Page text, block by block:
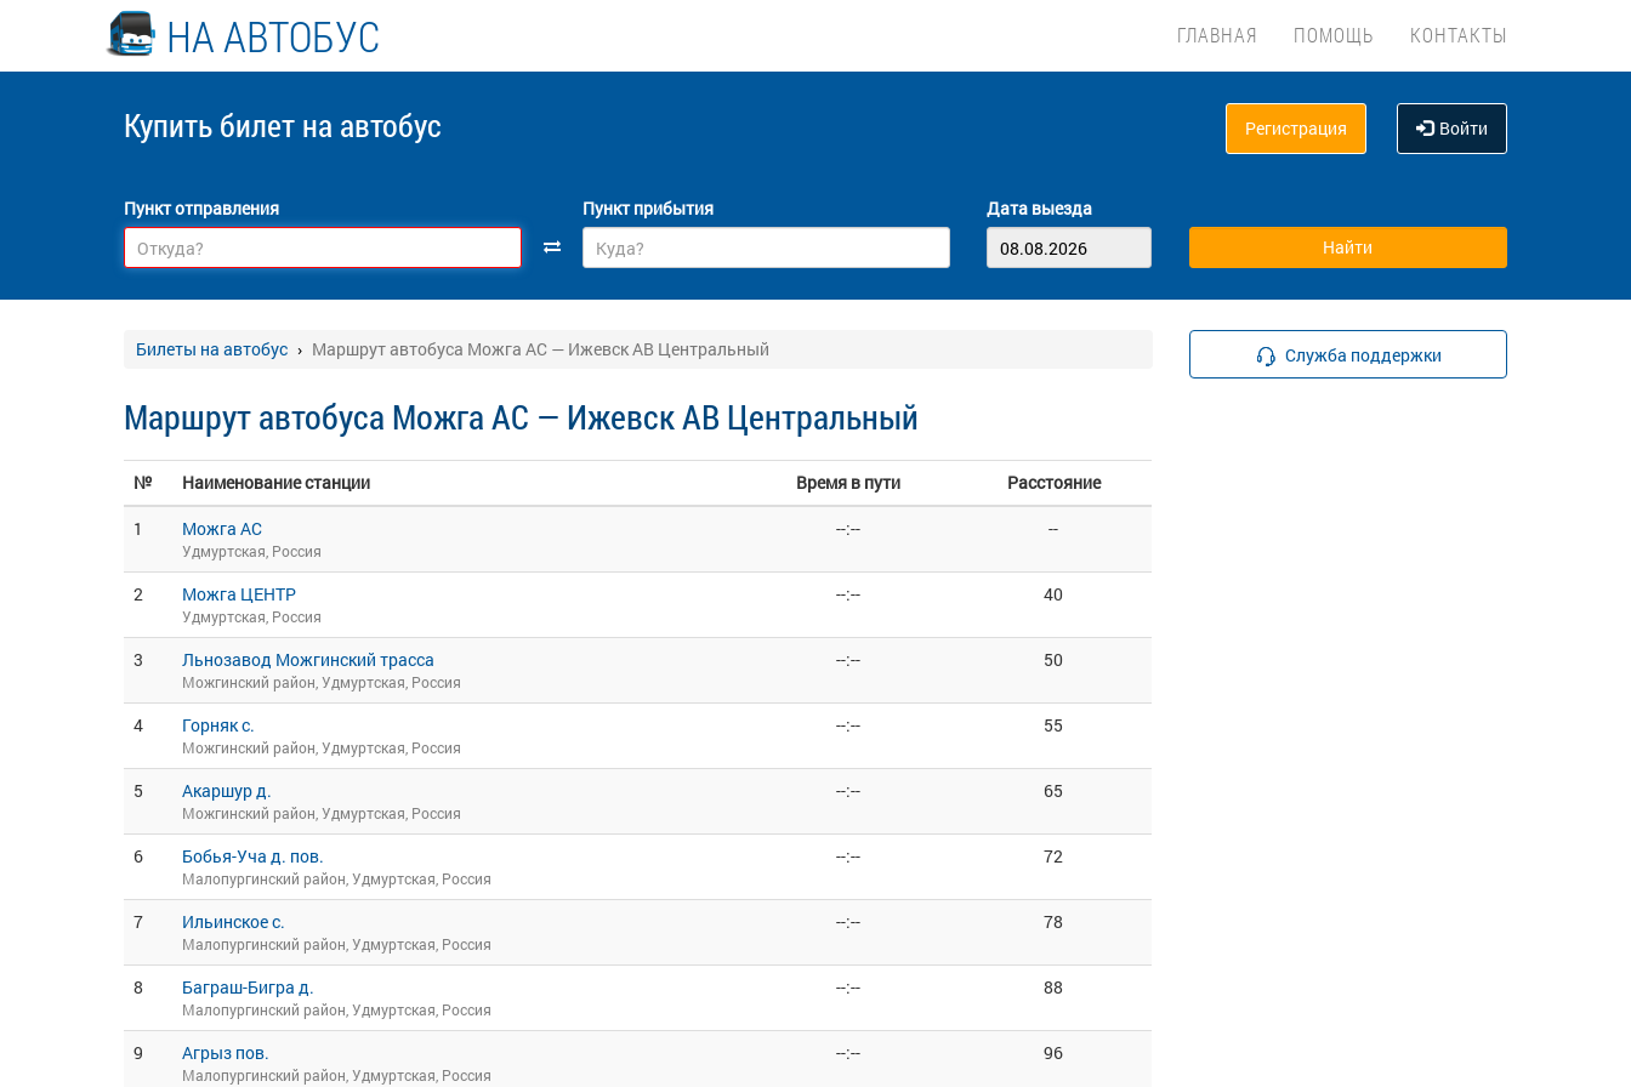
НА АВТОБУС ГЛАВНАЯ ПОМОЩЬ КОНТАКТЫ
Купить билет на автобус Регистрация Войти
Пункт отправления Пункт прибытия Дата выезда
Билеты на автобус Маршрут автобуса Можга АС — Ижевск АВ Центральный
Маршрут автобуса Можга АС — Ижевск АВ Центральный
№ Наименование станции Время в пути
Расстояние
1
Можга АС
Удмуртская, Россия
--:-- --
2 Можга ЦЕНТР
Удмуртская, Россия
--:-- 40
3 Льнозавод Можгинский трасса
Можгинский район, Удмуртская, Россия
--:-- 50
4 Горняк с.
Можгинский район, Удмуртская, Россия
--:-- 55
5 Акаршур д.
Можгинский район, Удмуртская, Россия
--:-- 65
6 Бобья-Уча д. пов.
Малопургинский район, Удмуртская, Россия
--:-- 72
7 Ильинское с.
Малопургинский район, Удмуртская, Россия
--:-- 78
8 Баграш-Бигра д.
Малопургинский район, Удмуртская, Россия
--:-- 88
9 Агрыз пов.
Малопургинский район, Удмуртская, Россия
--:-- 96
Служба поддержки